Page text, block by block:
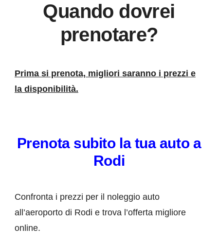
Quando dovrei
prenotare?
Prima si prenota, migliori saranno i prezzi e
la disponibilità.
Prenota subito la tua auto a
Rodi
Confronta i prezzi per il noleggio auto
all’aeroporto di Rodi e trova l’offerta migliore
online.